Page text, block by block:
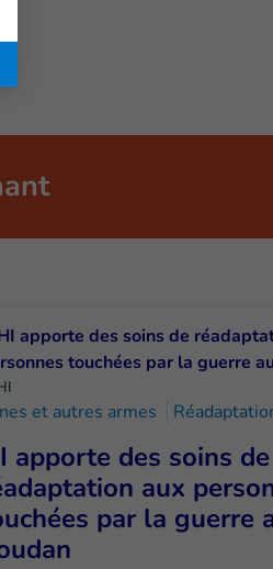
et autres armes
apporte des soins de
aux
par la guerre